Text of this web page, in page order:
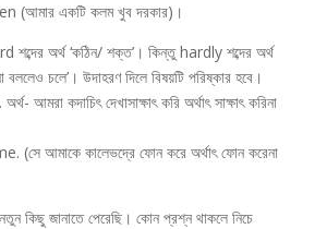
(আমার একটি কলম খুব দরকার)।
শব্দের অর্থ ‘কঠিন/ শক্ত’। কিন্তু hardly শব্দের অর্থ
বললেও চলে’। উদাহরণ দিলে বিষয়টি পরিষ্কার হবে।
কদাচিৎ দেখাসাক্ষাৎ করি অর্থাৎ সাক্ষাৎ করিনা
আমাকে কালেভদ্রে ফোন করে অর্থাৎ ফোন করেনা
কিছু জানাতে পেরেছি। কোন প্রশ্ন থাকলে নিচে